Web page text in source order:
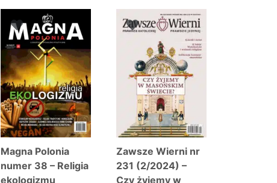
Magna Polonia
numer 38 – Religia
ekologizmu
Zawsze Wierni nr
231 (2/2024) –
Czy żyjemy w